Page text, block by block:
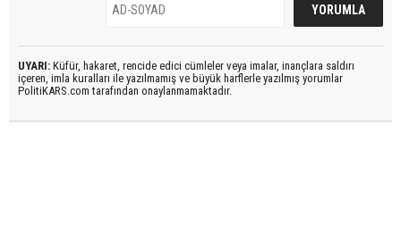
UYARI: Küfür, hakaret, rencide edici cümleler veya imalar, inançlara saldırı
içeren, imla kuralları ile yazılmamış ve büyük harflerle yazılmış yorumlar
PolitiKARS.com tarafından onaylanmamaktadır.